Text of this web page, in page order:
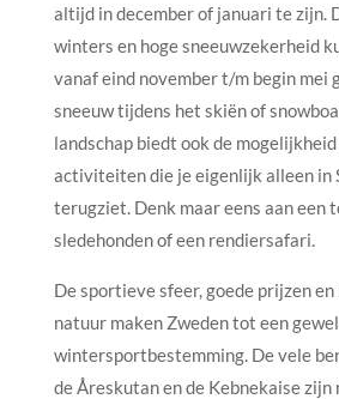
altijd in december of januari te zijn.
winters en hoge sneeuwzekerheid
vanaf eind november t/m begin mei
sneeuw tijdens het skiën of
landschap biedt ook de
activiteiten die je eigenlijk alleen in
terugziet. Denk maar eens aan een
sledehonden of een rendiersafari.
De sportieve sfeer, goede prijzen
natuur maken Zweden tot een
wintersportbestemming. De vele
de Åreskutan en de Kebnekaise zijn